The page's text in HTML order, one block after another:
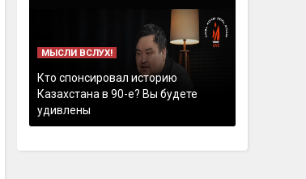
МЫСЛИ ВСЛУХ!
Кто спонсировал историю
Казахстана в 90-е? Вы будете
удивлены